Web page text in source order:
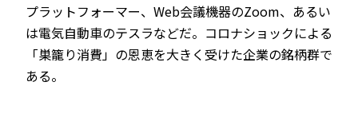
プラットフォーマー、Web会議機器のZoom、あるい
は電気自動車のテスラなどだ。コロナショックによる
「巣籠り消費」の恩恵を大きく受けた企業の銘柄群で
ある。